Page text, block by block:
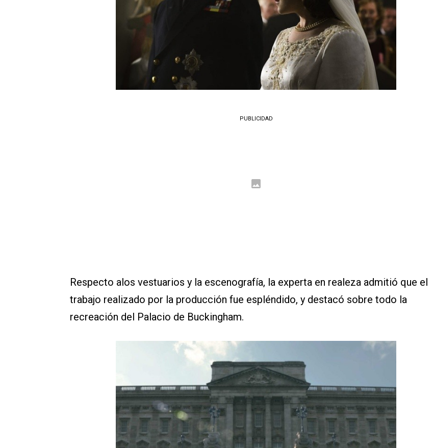
PUBLICIDAD
Respecto alos vestuarios y la escenografía, la experta en realeza admitió que el
trabajo realizado por la producción fue espléndido, y destacó sobre todo la
recreación del Palacio de Buckingham.